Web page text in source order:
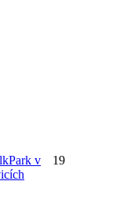
v
19